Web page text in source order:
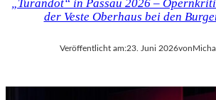
„Turandot“ in Passau 2026 –
der Veste Oberhaus bei den
Veröffentlicht am:23. Juni 2026von